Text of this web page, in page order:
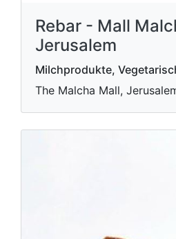
Rebar - Mall
Jerusalem
Milchprodukte,
The Malcha Mall,